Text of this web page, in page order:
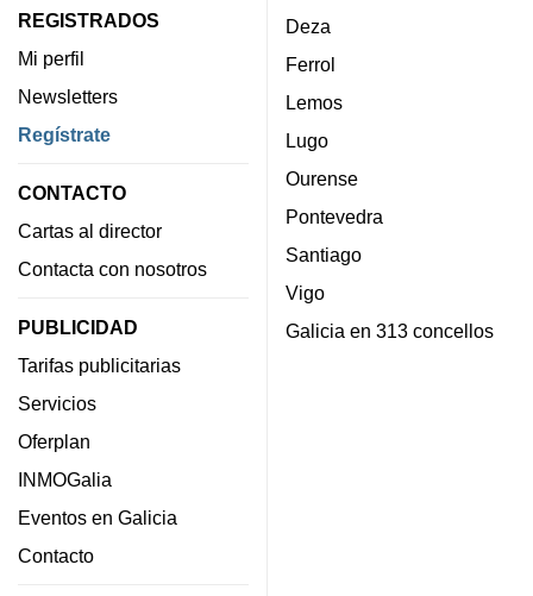
REGISTRADOS
Mi perfil
Newsletters
Regístrate
CONTACTO
Cartas al director
Contacta con nosotros
PUBLICIDAD
Tarifas publicitarias
Servicios
Oferplan
INMOGalia
Eventos en Galicia
Contacto
Deza
Ferrol
Lemos
Lugo
Ourense
Pontevedra
Santiago
Vigo
Galicia en 313 concellos